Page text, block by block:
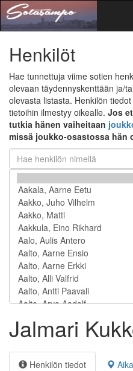
Henkilöt
Hae tunnettuja viime sotien
olevaan täydennyskenttään ja/
olevasta listasta. Henkilön
tietoihin ilmestyy oikealle. Jos
tutkia hänen vaiheitaan
missä joukko-osastossa hän
Jalmari
Henkilön tiedot